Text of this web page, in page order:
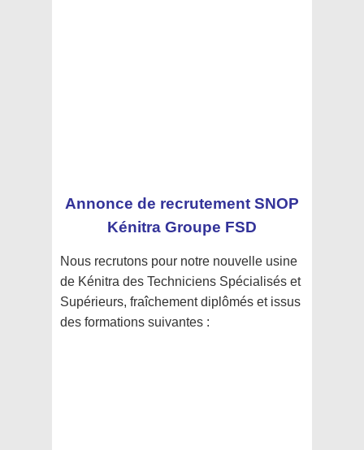
Annonce de recrutement SNOP
Kénitra Groupe FSD
Nous recrutons pour notre nouvelle usine
de Kénitra des Techniciens Spécialisés et
Supérieurs, fraîchement diplômés et issus
des formations suivantes :